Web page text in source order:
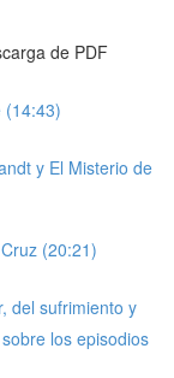
de PDF
(14:43)
y El Misterio de
(20:21)
del sufrimiento y
los episodios